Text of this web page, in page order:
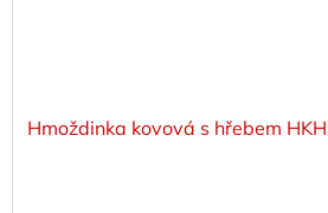
Hmoždinka kovová s hřebem